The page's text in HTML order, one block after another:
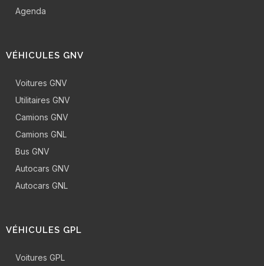
Agenda
VÉHICULES GNV
Voitures GNV
Utilitaires GNV
Camions GNV
Camions GNL
Bus GNV
Autocars GNV
Autocars GNL
VÉHICULES GPL
Voitures GPL